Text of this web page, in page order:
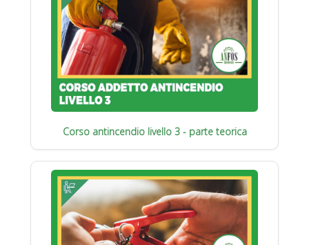
Corso antincendio livello 3 - parte teorica